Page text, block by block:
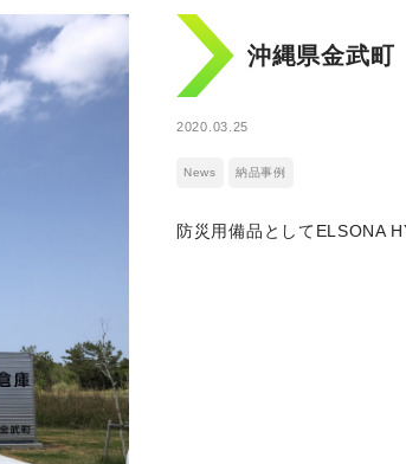
沖縄県金武町
2020.03.25
News 納品事例
防災用備品としてELSONA